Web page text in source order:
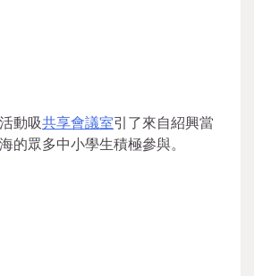
動吸共享會議室引了來自紹興當
的眾多中小學生積極參與。